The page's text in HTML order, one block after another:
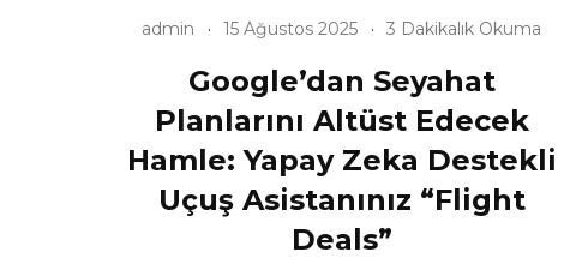
admin 15 Ağustos 2025 3 Dakikalık Okuma
Google’dan Seyahat
Planlarını Altüst Edecek
Hamle: Yapay Zeka Destekli
Uçuş Asistanınız “Flight
Deals”